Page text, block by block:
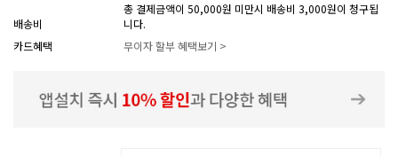
배송비
총 결제금액이 50,000원 미만시 배송비 3,000원이 청구됩
니다.
카드혜택
무이자 할부 혜택보기 >